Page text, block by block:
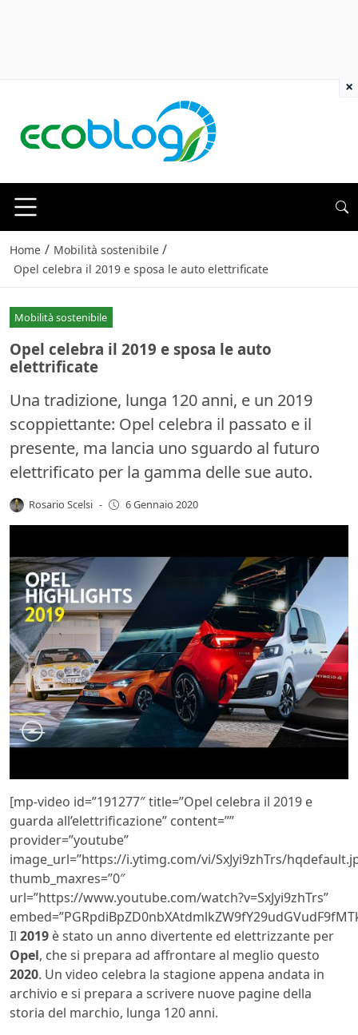
Home / Mobilità sostenibile /
Opel celebra il 2019 e sposa le auto elettrificate
Mobilità sostenibile
Opel celebra il 2019 e sposa le auto
elettrificate
Una tradizione, lunga 120 anni, e un 2019
scoppiettante: Opel celebra il passato e il
presente, ma lancia uno sguardo al futuro
elettrificato per la gamma delle sue auto.
Rosario Scelsi - 6 Gennaio 2020
[mp-video id=”191277″ title=”Opel celebra il 2019 e
guarda all’elettrificazione” content=””
provider=”youtube”
image_url=”https://i.ytimg.com/vi/SxJyi9zhTrs/
thumb_maxres=”0″
url=”https://www.youtube.com/watch?v=SxJyi9zhTrs”
Il 2019 è stato un anno divertente ed elettrizzante per
Opel, che si prepara ad affrontare al meglio questo
2020. Un video celebra la stagione appena andata in
archivio e si prepara a scrivere nuove pagine della
storia del marchio, lunga 120 anni.
×